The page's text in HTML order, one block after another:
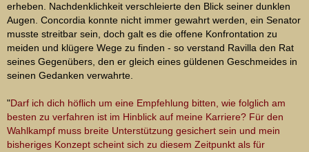
erheben. Nachdenklichkeit verschleierte den Blick seiner dunklen
Augen. Concordia konnte nicht immer gewahrt werden, ein Senator
musste streitbar sein, doch galt es die offene Konfrontation zu
meiden und klügere Wege zu finden - so verstand Ravilla den Rat
seines Gegenübers, den er gleich eines güldenen Geschmeides in
seinen Gedanken verwahrte.
"Darf ich dich höflich um eine Empfehlung bitten, wie folglich am
besten zu verfahren ist im Hinblick auf meine Karriere? Für den
Wahlkampf muss breite Unterstützung gesichert sein und mein
bisheriges Konzept scheint sich zu diesem Zeitpunkt als für